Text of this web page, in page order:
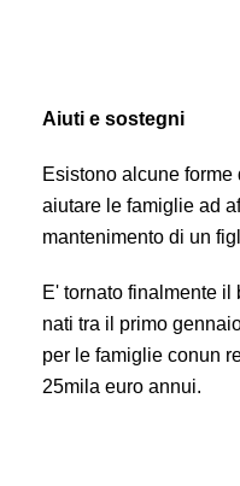
Aiuti e sostegni
Esistono alcune
aiutare le famiglie ad
mantenimento di un
E' tornato finalmente
nati tra il primo
per le famiglie conun
25mila euro annui.